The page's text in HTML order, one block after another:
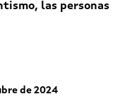
las
de 2024